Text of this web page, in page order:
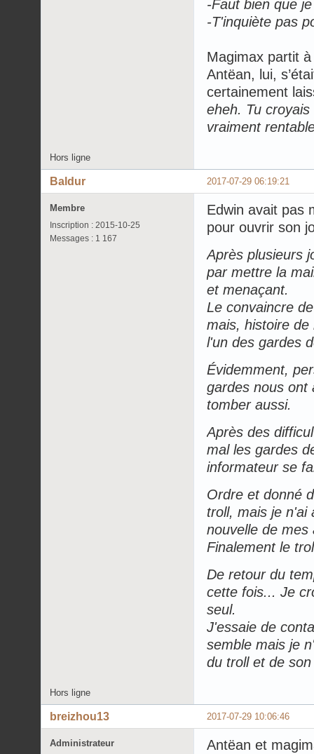
-Faut bien que
-T'inquiète pas
Magimax partit
Antëan, lui,
certainement
eheh. Tu
vraiment
Hors ligne
2017-07-29 06:19:21
Baldur
Membre
Inscription : 2015-10-25
Messages : 1 167
Edwin avait pas
pour ouvrir son
Après plusieurs
par mettre la
et menaçant.
Le convaincre
mais, histoire
l'un des gardes
Évidemment,
gardes nous ont
tomber aussi.
Après des
mal les gardes
informateur se
Ordre et donné
troll, mais je n'ai
nouvelle de mes
Finalement le
De retour du
cette fois... Je
seul.
J'essaie de
semble mais je
du troll et de
Hors ligne
2017-07-29 10:06:46
breizhou13
Administrateur
Antëan et